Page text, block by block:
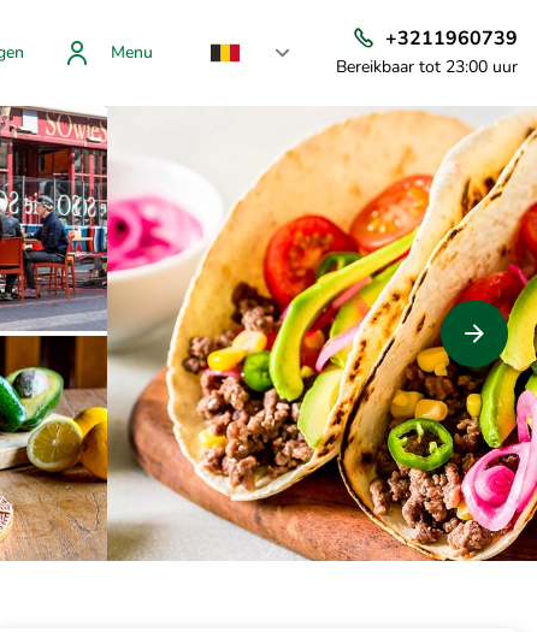
Menu
+3211960739
Bereikbaar tot 23:00 uur